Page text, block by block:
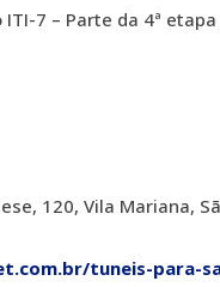
7 – Parte da 4ª
120, Vila Mariana,
tuneis-para-